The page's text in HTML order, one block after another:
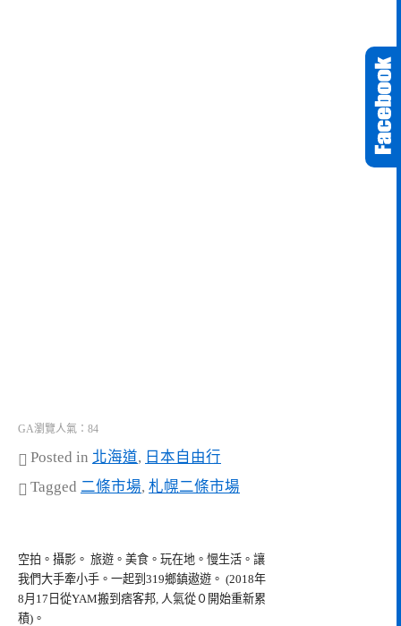
GA瀏覽人氣：84
Posted in 北海道, 日本自由行
Tagged 二條市場, 札幌二條市場
空拍。攝影。 旅遊。美食。玩在地。慢生活。讓
我們大手牽小手。一起到319鄉鎮遨遊。 (2018年
8月17日從YAM搬到痞客邦, 人氣從０開始重新累
積)。